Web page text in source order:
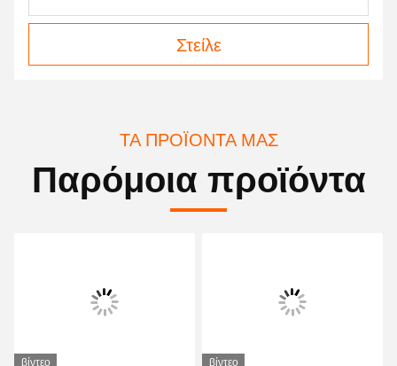
Στείλε
ΤΑ ΠΡΟΪΌΝΤΑ ΜΑΣ
Παρόμοια προϊόντα
βίντεο βίντεο